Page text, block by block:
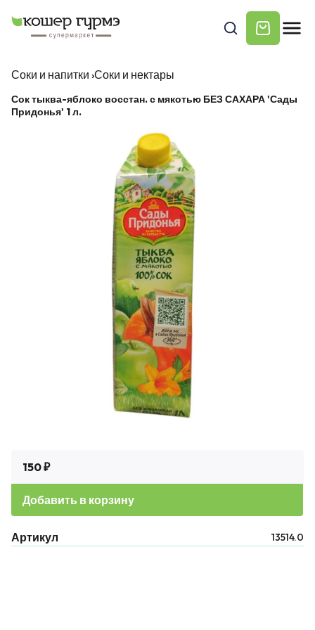
Соки и напитки ›Соки и нектары
Сок тыква-яблоко восстан. с мякотью БЕЗ САХАРА 'Сады
Придонья' 1 л.
150 ₽
Добавить в корзину
Артикул 13514.0